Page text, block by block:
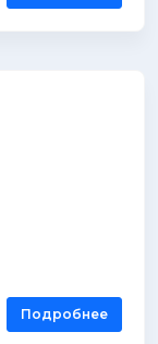
Подробнее